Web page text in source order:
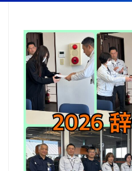
└ 設備紹介
サスティナブル
RECRUIT
採用情報